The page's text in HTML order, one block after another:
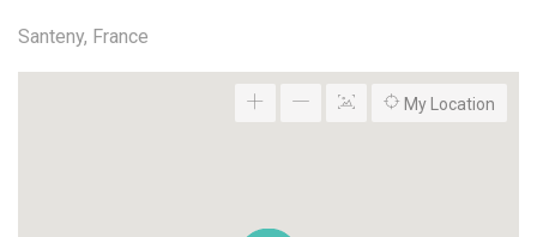
Santeny, France
My Location